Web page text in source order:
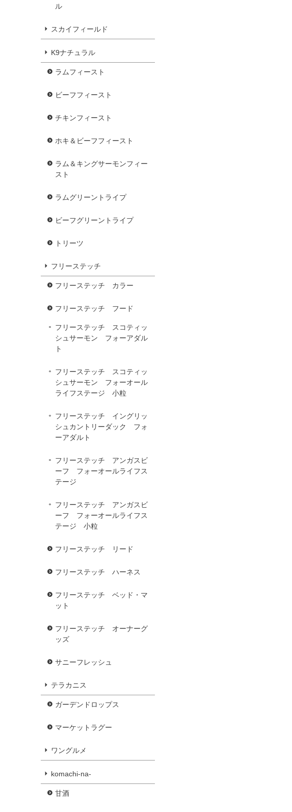
ル
スカイフィールド
K9ナチュラル
ラムフィースト
ビーフフィースト
チキンフィースト
ホキ＆ビーフフィースト
ラム＆キングサーモンフィー
スト
ラムグリーントライプ
ビーフグリーントライプ
トリーツ
フリーステッチ
フリーステッチ カラー
フリーステッチ フード
フリーステッチ スコティッ
シュサーモン フォーアダル
ト
フリーステッチ スコティッ
シュサーモン フォーオール
ライフステージ 小粒
フリーステッチ イングリッ
シュカントリーダック フォ
ーアダルト
フリーステッチ アンガスビ
ーフ フォーオールライフス
テージ
フリーステッチ アンガスビ
ーフ フォーオールライフス
テージ 小粒
フリーステッチ リード
フリーステッチ ハーネス
フリーステッチ ベッド・マ
ット
フリーステッチ オーナーグ
ッズ
サニーフレッシュ
テラカニス
ガーデンドロップス
マーケットラグー
ワングルメ
komachi-na-
甘酒